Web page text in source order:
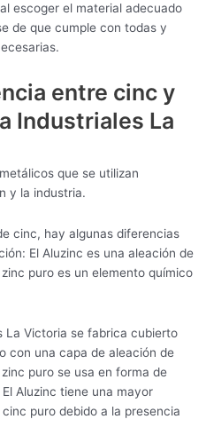
escoger el material adecuado
de que cumple con todas y
entre cinc y
Industriales La
que se utilizan
y la industria.
cinc, hay algunas diferencias
El Aluzinc es una aleación de
puro es un elemento químico
La Victoria se fabrica cubierto
con una capa de aleación de
puro se usa en forma de
Aluzinc tiene una mayor
puro debido a la presencia